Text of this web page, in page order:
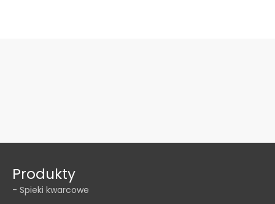
Produkty
- Spieki kwarcowe